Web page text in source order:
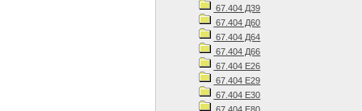
67.404 Д39
67.404 Д60
67.404 Д64
67.404 Д66
67.404 Е26
67.404 Е29
67.404 Е30